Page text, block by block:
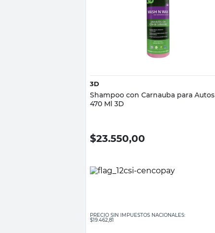
Vista rápida
3D
Shampoo con Carnauba para Autos
470 Ml 3D
$23.550,00
PRECIO SIN IMPUESTOS NACIONALES:
$19.462,81